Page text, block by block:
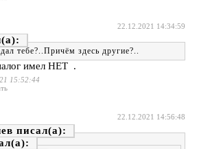
22.12.2021 14:34:59
тебе?..Причём здесь другие?..
имел НЕТ .
15:52:44
22.12.2021 14:56:48